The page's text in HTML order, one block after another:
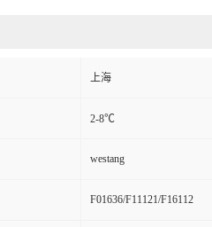
上海
2-8℃
westang
F01636/F11121/F16112